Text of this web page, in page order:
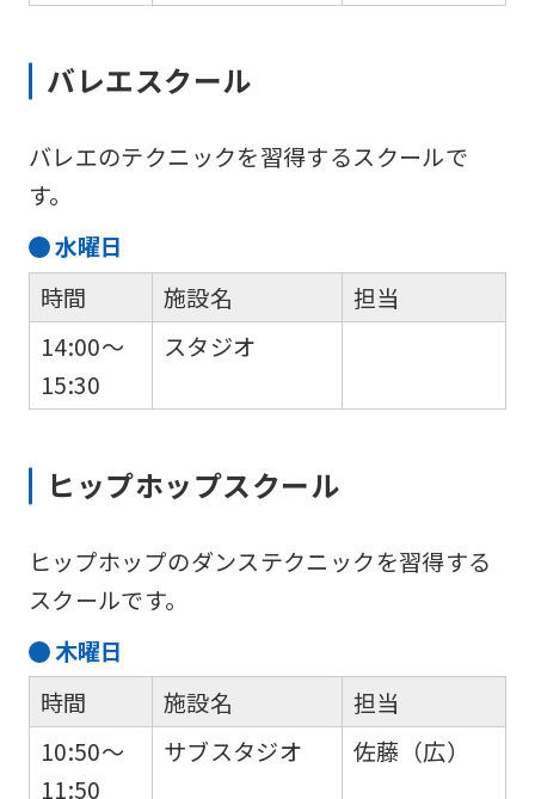
バレエスクール
バレエのテクニックを習得するスクールで
す。
水曜日
時間
14:00～
15:30
施設名
スタジオ
担当
ヒップホップスクール
ヒップホップのダンステクニックを習得する
スクールです。
木曜日
時間
10:50～
11:50
施設名
サブスタジオ
担当
佐藤（広）
if
an
automatic
version
this
translated
mechanically,